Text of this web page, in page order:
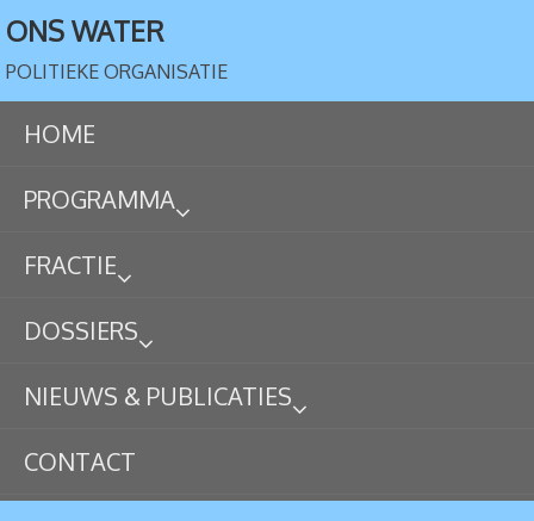
ONS WATER
POLITIEKE ORGANISATIE
HOME
PROGRAMMA
FRACTIE
DOSSIERS
NIEUWS & PUBLICATIES
CONTACT